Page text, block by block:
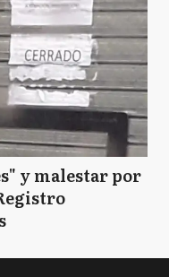
y malestar por